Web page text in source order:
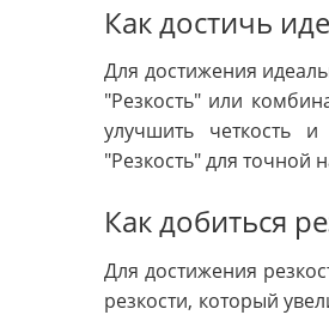
Как достичь
Для достижения
"Резкость" или
улучшить четкость
"Резкость" для точной
Как добиться
Для достижения
резкости, который